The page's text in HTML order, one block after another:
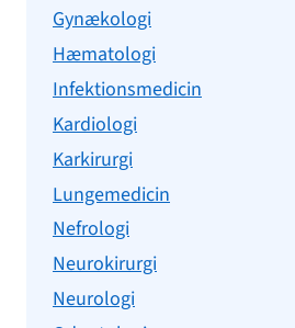
Gynækologi
Hæmatologi
Infektionsmedicin
Kardiologi
Karkirurgi
Lungemedicin
Nefrologi
Neurokirurgi
Neurologi